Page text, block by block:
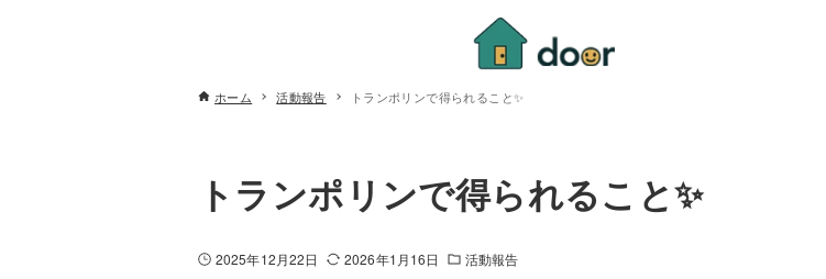
ホーム 活動報告 トランポリンで得られること✨
トランポリンで得られること✨
2025年12月22日 2026年1月16日 活動報告